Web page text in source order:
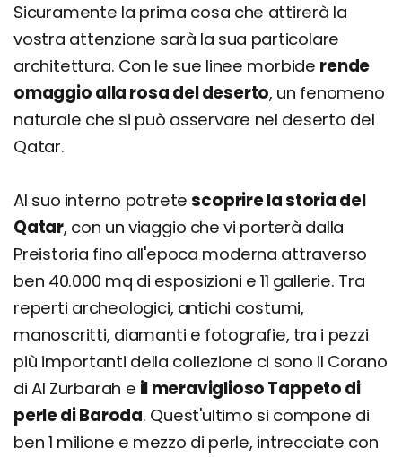
Sicuramente la prima cosa che attirerà la
vostra attenzione sarà la sua particolare
architettura. Con le sue linee morbide rende
omaggio alla rosa del deserto, un fenomeno
naturale che si può osservare nel deserto del
Qatar.
Al suo interno potretescoprire la storia del
Qatar, con un viaggio che vi porterà dalla
Preistoria fino all'epoca moderna attraverso
ben 40.000 mq di esposizioni e 11 gallerie. Tra
reperti archeologici, antichi costumi,
manoscritti, diamanti e fotografie, tra i pezzi
più importanti della collezione ci sono il Corano
di Al Zurbarah e il meraviglioso Tappeto di
perle di Baroda. Quest'ultimo si compone di
ben 1 milione e mezzo di perle, intrecciate con